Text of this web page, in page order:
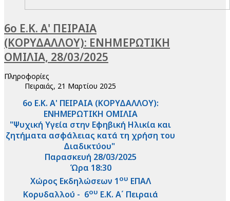
6ο Ε.Κ. Α' ΠΕΙΡΑΙΑ
(ΚΟΡΥΔΑΛΛΟΥ): ΕΝΗΜΕΡΩΤΙΚΗ
ΟΜΙΛΙΑ, 28/03/2025
Πληροφορίες
Πειραιάς, 21 Μαρτίου 2025
6ο Ε.Κ. Α' ΠΕΙΡΑΙΑ (ΚΟΡΥΔΑΛΛΟΥ):
ΕΝΗΜΕΡΩΤΙΚΗ ΟΜΙΛΙΑ
"Ψυχική Υγεία στην Εφηβική Ηλικία και
ζητήματα ασφάλειας κατά τη χρήση του
Διαδικτύου"
Παρασκευή 28/03/2025
Ώρα 18:30
Χώρος Εκδηλώσεων 1 ου ΕΠΑΛ
Κορυδαλλού - 6ου Ε.Κ. Α΄ Πειραιά